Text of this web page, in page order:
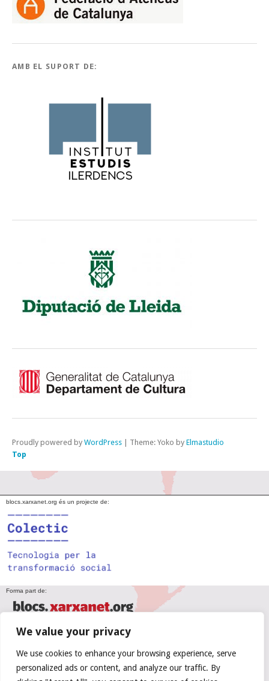
We value your privacy
We use cookies to enhance your browsing experience, serve
personalized ads or content, and analyze our traffic. By
AMB EL SUPORT DE:
Proudly powered by WordPress | Theme: Yoko by Elmastudio
Top
blocs.xarxanet.org és un projecte de:
Forma part de: